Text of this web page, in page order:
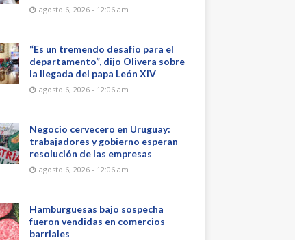
agosto 6, 2026 - 12:06 am
“Es un tremendo desafío para el
departamento”, dijo Olivera sobre
la llegada del papa León XIV
agosto 6, 2026 - 12:06 am
Negocio cervecero en Uruguay:
trabajadores y gobierno esperan
resolución de las empresas
agosto 6, 2026 - 12:06 am
Hamburguesas bajo sospecha
fueron vendidas en comercios
barriales